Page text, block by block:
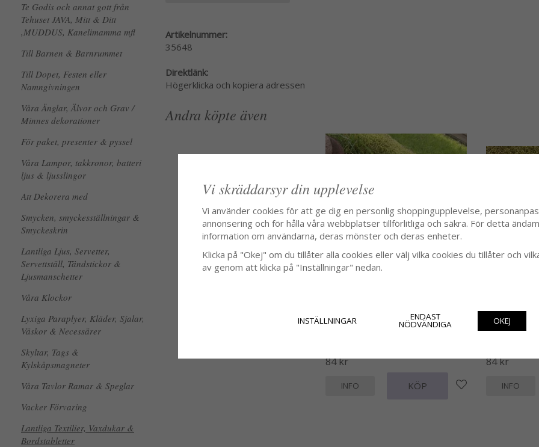
Te Godis och annat gott från
Tehuset JAVA, Mitt & Ditt
,MUDDUS, Kanelimamma mfl
Till Barnen & Barnrummet
Till Dopet, Festen eller
Namngivningen
Våra Änglar, Älvor och Grav /
Minnes dekorationer
För paket, presenter & pyssel
Våra Lampor, takkronor, batteri
ljus & ljusslingor
Att Dekorera med
Smycken, smyckesställningar &
Smyckeskrin
Lantliga Ljus, Servetter,
Servettställ, Tändstickor &
Ljusmanschetter
Våra Klockor
Lyxiga Paraplyer, Kläder, Sjalar,
Väskor & Necessärer
Skyltar, Tags &
Kylskåpsmagneter
Våra Tavlor Ramar & Speglar
Vacker Förvaring
Lantliga Textilier, Vaxdukar &
Bordstabletter
Artikelnummer:
35648
Direktlänk:
Högerklicka och kopiera adressen
Andra köpte även
84 kr
INFO KÖP
Längre
84 kr
INFO
Vi skräddarsyr din upplevelse
Vi använder cookies för att ge dig en personlig shoppingupplevelse,
annonsering och för hålla våra webbplatser tillförlitliga och säkra. För detta
information om användarna, deras mönster och deras enheter.
Klicka på "Okej" om du tillåter alla cookies eller välj vilka cookies du tillåter och
av genom att klicka på "Inställningar" nedan.
INSTÄLLNINGAR ENDAST
NÖDVÄNDIGA OKEJ